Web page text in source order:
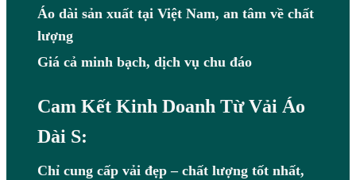
Áo dài sản xuất tại Việt Nam, an tâm về chất
lượng
Giá cả minh bạch, dịch vụ chu đáo
Cam Kết Kinh Doanh Từ Vải Áo
Dài S:
Chỉ cung cấp vải đẹp – chất lượng tốt nhất,